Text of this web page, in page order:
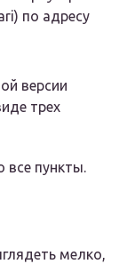
по адресу
версии
трех
все пункты.
мелко,